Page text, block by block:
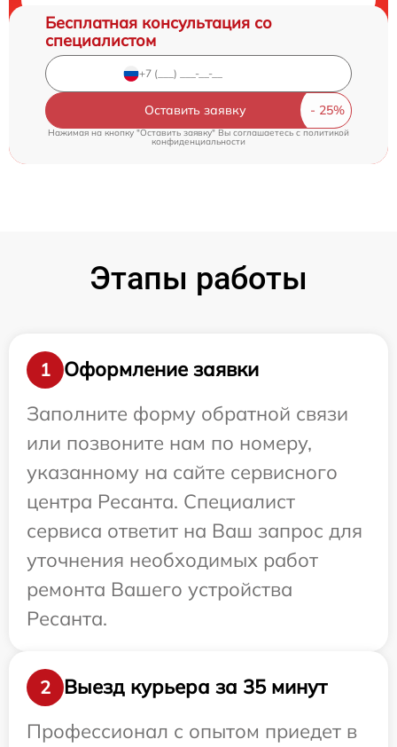
Бесплатная консультация со
специалистом
Оставить заявку
Нажимая на кнопку "Оставить заявку" Вы соглашаетесь cполитикой
конфиденциальности
Этапы работы
1
Оформление заявки
Заполните форму обратной связи
или позвоните нам по номеру,
указанному на сайте сервисного
центра Ресанта. Специалист
сервиса ответит на Ваш запрос для
уточнения необходимых работ
ремонта Вашего устройства
Ресанта.
2
Выезд курьера за 35 минут
Профессионал с опытом приедет в